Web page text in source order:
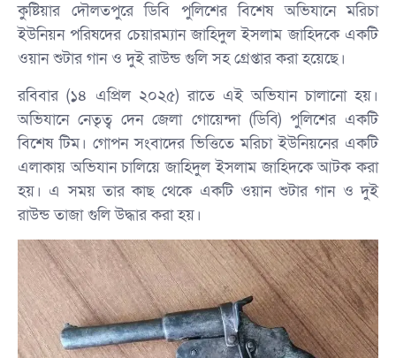
কুষ্টিয়ার দৌলতপুরে ডিবি পুলিশের বিশেষ অভিযানে মরিচা
ইউনিয়ন পরিষদের চেয়ারম্যান জাহিদুল ইসলাম জাহিদকে একটি
ওয়ান শুটার গান ও দুই রাউন্ড গুলি সহ গ্রেপ্তার করা হয়েছে।
রবিবার (১৪ এপ্রিল ২০২৫) রাতে এই অভিযান চালানো হয়।
অভিযানে নেতৃত্ব দেন জেলা গোয়েন্দা (ডিবি) পুলিশের একটি
বিশেষ টিম। গোপন সংবাদের ভিত্তিতে মরিচা ইউনিয়নের একটি
এলাকায় অভিযান চালিয়ে জাহিদুল ইসলাম জাহিদকে আটক করা
হয়। এ সময় তার কাছ থেকে একটি ওয়ান শুটার গান ও দুই
রাউন্ড তাজা গুলি উদ্ধার করা হয়।